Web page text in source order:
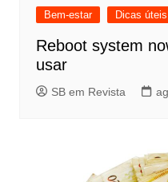
Bem-estar Dicas úteis
Reboot system
usar
SB em Revista